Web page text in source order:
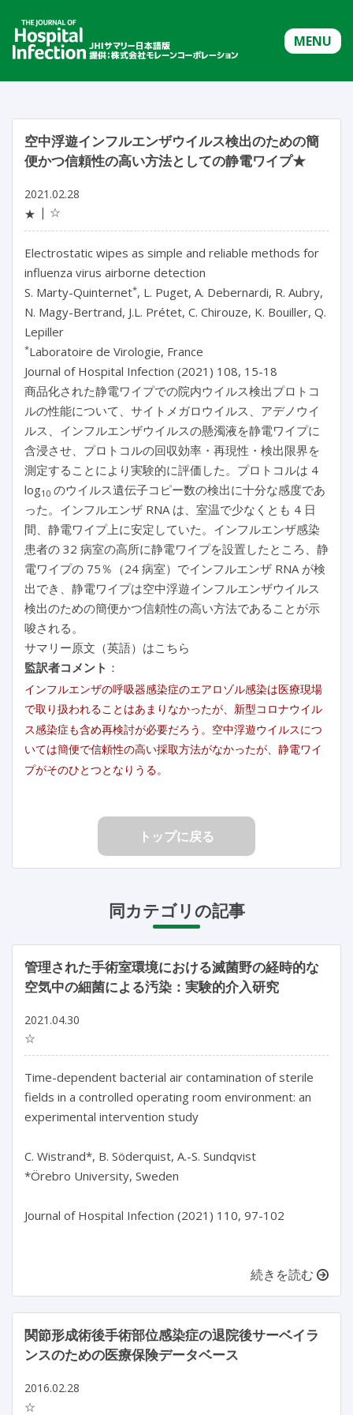
MENU
空中浮遊インフルエンザウイルス検出のための簡
便かつ信頼性の高い方法としての静電ワイプ★
2021.02.28
★
☆
Electrostatic wipes as simple and reliable methods for
influenza virus airborne detection
S. Marty-Quinternet*, L. Puget, A. Debernardi, R. Aubry,
N. Magy-Bertrand, J.L. Prétet, C. Chirouze, K. Bouiller, Q.
Lepiller
*Laboratoire de Virologie, France
Journal of Hospital Infection (2021) 108, 15-18
商品化された静電ワイプでの院内ウイルス検出プロトコ
ルの性能について、サイトメガロウイルス、アデノウイ
ルス、インフルエンザウイルスの懸濁液を静電ワイプに
含浸させ、プロトコルの回収効率・再現性・検出限界を
測定することにより実験的に評価した。プロトコルは 4
log10 のウイルス遺伝子コピー数の検出に十分な感度であ
った。インフルエンザ RNA は、室温で少なくとも 4 日
間、静電ワイプ上に安定していた。インフルエンザ感染
患者の 32 病室の高所に静電ワイプを設置したところ、静
電ワイプの 75％（24 病室）でインフルエンザ RNA が検
出でき、静電ワイプは空中浮遊インフルエンザウイルス
検出のための簡便かつ信頼性の高い方法であることが示
唆される。
サマリー原文（英語）はこちら
監訳者コメント ：
インフルエンザの呼吸器感染症のエアロゾル感染は医療現場
で取り扱われることはあまりなかったが、新型コロナウイル
ス感染症も含め再検討が必要だろう。空中浮遊ウイルスにつ
いては簡便で信頼性の高い採取方法がなかったが、静電ワイ
プがそのひとつとなりうる。
トップに戻る
同カテゴリの記事
管理された手術室環境における滅菌野の経時的な
空気中の細菌による汚染：実験的介入研究
2021.04.30
☆
Time-dependent bacterial air contamination of sterile
fields in a controlled operating room environment: an
experimental intervention study
C. Wistrand*, B. Söderquist, A.-S. Sundqvist
*Örebro University, Sweden
Journal of Hospital Infection (2021) 110, 97-102
続きを読む
関節形成術後手術部位感染症の退院後サーベイラ
ンスのための医療保険データベース
2016.02.28
☆